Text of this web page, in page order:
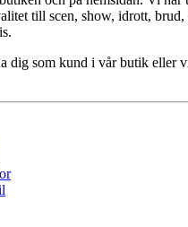
till scen, show, idrott, brud,
dig som kund i vår butik eller